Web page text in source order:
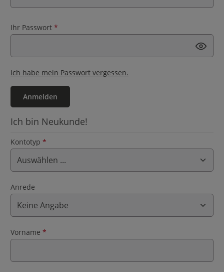
Ihr Passwort *
Ich habe mein Passwort vergessen.
Anmelden
Ich bin Neukunde!
Persönliche Informationen
Kontotyp *
Anrede
Vorname *